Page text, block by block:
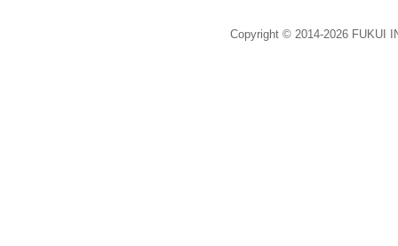
Copyright © 2014-2026 FUKUI